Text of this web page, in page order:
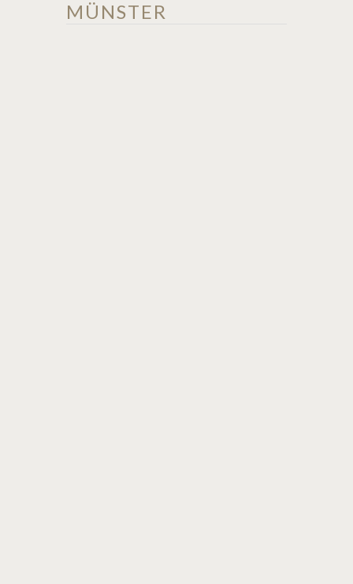
MÜNSTER